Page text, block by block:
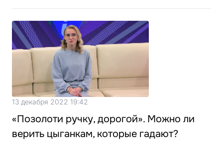
13 декабря 2022 19:42
«Позолоти ручку, дорогой». Можно ли
верить цыганкам, которые гадают?